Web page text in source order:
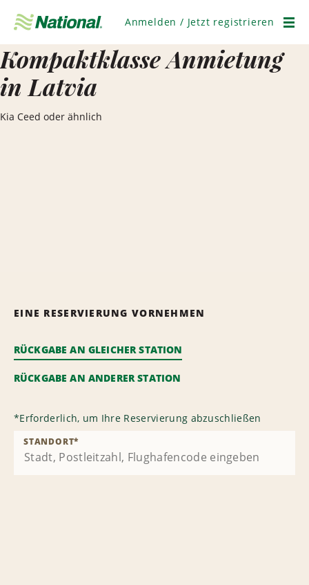
überspringen
Anmelden / Jetzt registrieren
Kompaktklasse Anmietung
in Latvia
Kia Ceed oder ähnlich
EINE RESERVIERUNG VORNEHMEN
RÜCKGABE AN GLEICHER STATION
RÜCKGABE AN ANDERER STATION
*Erforderlich, um Ihre Reservierung abzuschließen
STANDORT*